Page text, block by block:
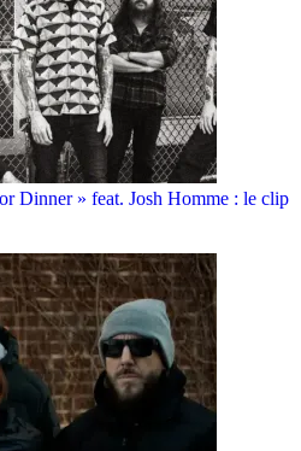
Dinner » feat. Josh Homme : le clip